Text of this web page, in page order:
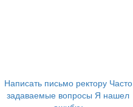
Написать письмо ректору Часто
задаваемые вопросы Я нашел